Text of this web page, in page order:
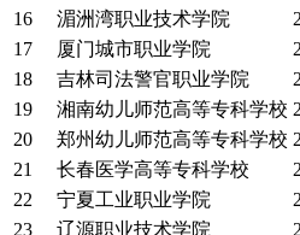
16
湄洲湾职业技术学院
17
厦门城市职业学院
18
吉林司法警官职业学院
19
湘南幼儿师范高等专科学校
20
郑州幼儿师范高等专科学校
21
长春医学高等专科学校
22
宁夏工业职业学院
23
辽源职业技术学院